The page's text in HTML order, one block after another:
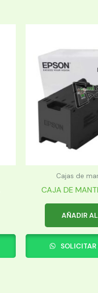
Cajas de
CAJA DE
AÑADIR